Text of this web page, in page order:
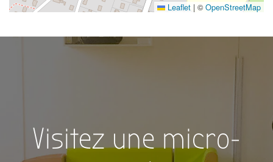
Leaflet | © OpenStreetMap
Visitez une micro-